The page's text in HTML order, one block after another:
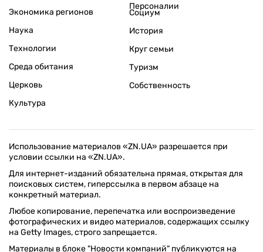
Экономика регионов
Персоналии
Наука
Технологии
Среда обитания
Церковь
Культура
Социум
История
Круг семьи
Туризм
Собственность
Использование материалов «ZN.UA» разрешается при
условии ссылки на «ZN.UA».
Для интернет-изданий обязательна прямая, открытая для
поисковых систем, гиперссылка в первом абзаце на
конкретный материал.
Любое копирование, перепечатка или воспроизведение
фотографических и видео материалов, содержащих ссылку
на Getty Images, строго запрещается.
Материалы в блоке "Новости компаний" публикуются на